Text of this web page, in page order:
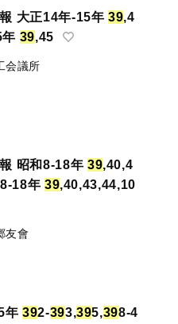
大正14年-15年39,4
39,45
会議所
昭和8-18年 39,40,4
18年 39,40,43,44,10
友會
年392-393,395,398-4